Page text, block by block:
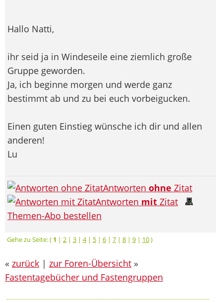
Hallo Natti,
ihr seid ja in Windeseile eine ziemlich große
Gruppe geworden.
Ja, ich beginne morgen und werde ganz
bestimmt ab und zu bei euch vorbeigucken.
Einen guten Einstieg wünsche ich dir und allen
anderen!
Lu
Antworten ohne Zitat
Antworten mit Zitat
Themen-Abo bestellen
Gehe zu Seite: ( 1 | 2 | 3 | 4| 5 | 6 | 7 | 8 | 9 | 10)
« zurück | zur Foren-Übersicht »
Fastentagebücher und Fastengruppen